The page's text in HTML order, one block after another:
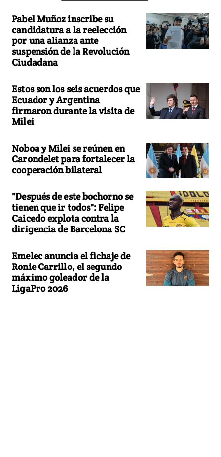
Pabel Muñoz inscribe su
candidatura a la reelección
por una alianza ante
suspensión de la Revolución
Ciudadana
Estos son los seis acuerdos que
Ecuador y Argentina
firmaron durante la visita de
Milei
Noboa y Milei se reúnen en
Carondelet para fortalecer la
cooperación bilateral
"Después de este bochorno se
tienen que ir todos": Felipe
Caicedo explota contra la
dirigencia de Barcelona SC
Emelec anuncia el fichaje de
Ronie Carrillo, el segundo
máximo goleador de la
LigaPro 2026